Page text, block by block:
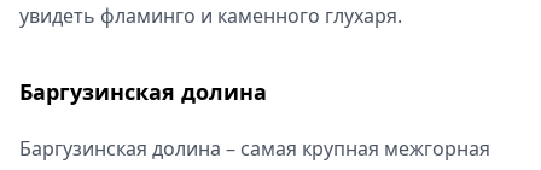
увидеть фламинго и каменного глухаря.
Баргузинская долина
Баргузинская долина – самая крупная межгорная